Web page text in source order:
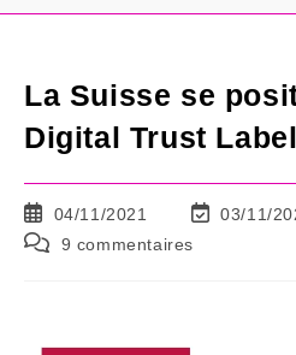
La Suisse se
Digital Trust
Publication
publiée :
04/11/2021
Dernière
03/11/
Commentaires
9 commentaires